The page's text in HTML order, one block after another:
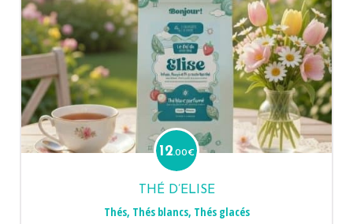
12.00€
THÉ D’ELISE
Thés, Thés blancs, Thés glacés